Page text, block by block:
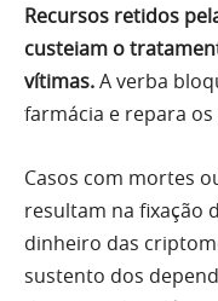
Recursos retidos
custeiam o
vítimas.A verba
farmácia e repara
Casos com mortes
resultam na fixação
dinheiro das
sustento dos